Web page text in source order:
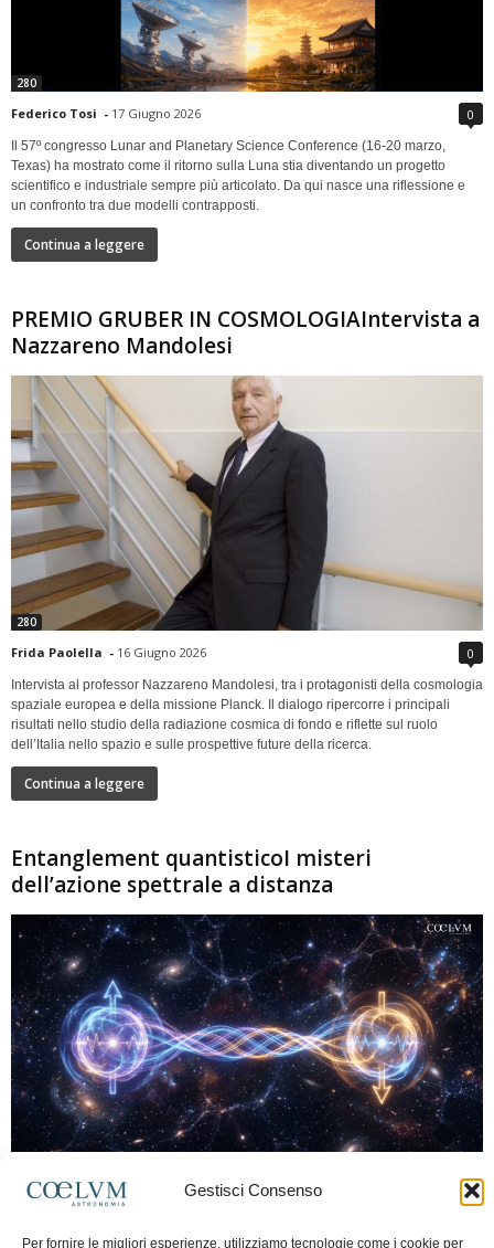
Gestisci Consenso
Per fornire le migliori esperienze, utilizziamo tecnologie come i cookie per
280
Federico Tosi - 17 Giugno 2026 0
Il 57º congresso Lunar and Planetary Science Conference (16-20 marzo,
Texas) ha mostrato come il ritorno sulla Luna stia diventando un progetto
scientifico e industriale sempre più articolato. Da qui nasce una riflessione e
un confronto tra due modelli contrapposti.
Continua a leggere
PREMIO GRUBER IN COSMOLOGIAIntervista a
Nazzareno Mandolesi
280
Frida Paolella - 16 Giugno 2026 0
Intervista al professor Nazzareno Mandolesi, tra i protagonisti della cosmologia
spaziale europea e della missione Planck. Il dialogo ripercorre i principali
risultati nello studio della radiazione cosmica di fondo e riflette sul ruolo
dell’Italia nello spazio e sulle prospettive future della ricerca.
Continua a leggere
Entanglement quantisticoI misteri
dell’azione spettrale a distanza
Marco Lorrai - 15 Giugno 2026 0
moderna: due particelle possono mostrare correlazioni che sembrano ignorare